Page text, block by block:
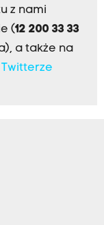
z nami
(12 200 33 33
a także na
Twitterze